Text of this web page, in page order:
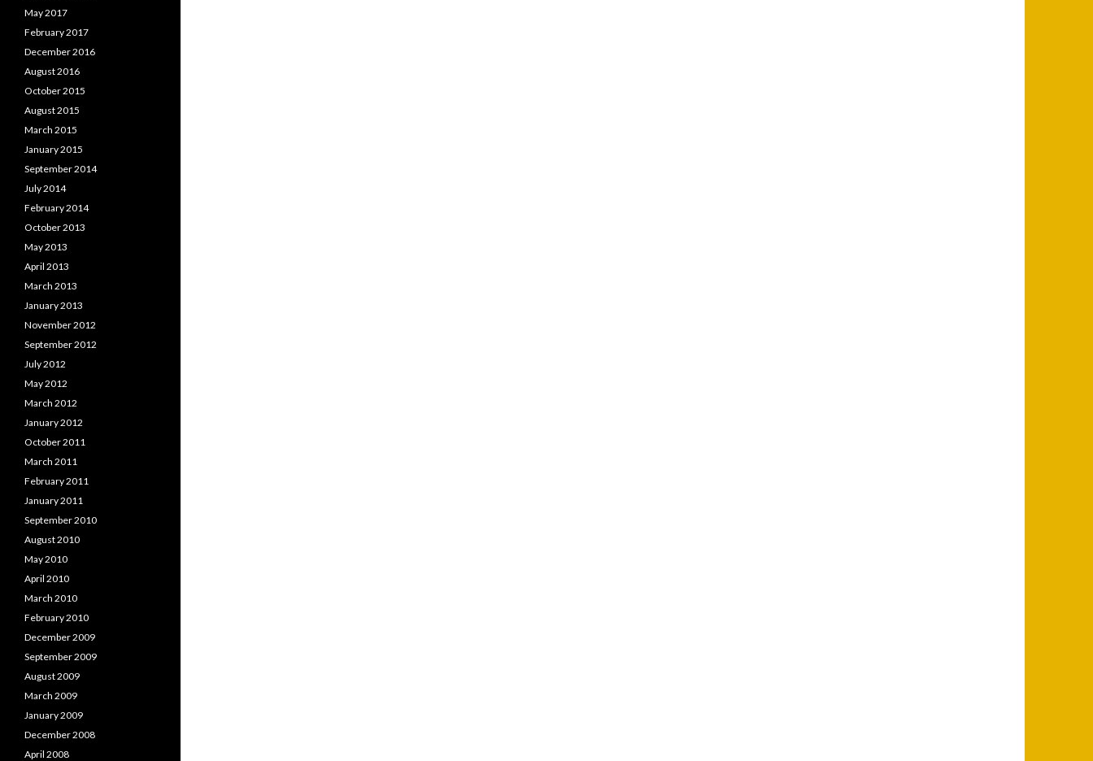
May 2017
February 2017
December 2016
August 2016
October 2015
August 2015
March 2015
January 2015
September 2014
July 2014
February 2014
October 2013
May 2013
April 2013
March 2013
January 2013
November 2012
September 2012
July 2012
May 2012
March 2012
January 2012
October 2011
March 2011
February 2011
January 2011
September 2010
August 2010
May 2010
April 2010
March 2010
February 2010
December 2009
September 2009
August 2009
March 2009
January 2009
December 2008
April 2008